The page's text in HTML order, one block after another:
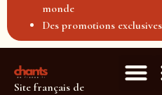
monde
Des promotions
Site français de